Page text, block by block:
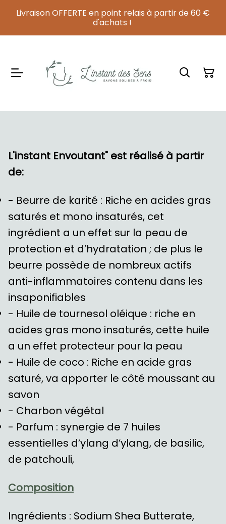
Livraison OFFERTE en point relais à partir de 60 €
d'achats !
L'instant Envoutant" est réalisé à partir
de:
- Beurre de karité : Riche en acides gras
saturés et mono insaturés, cet
ingrédient a un effet sur la peau de
protection et d’hydratation ; de plus le
beurre possède de nombreux actifs
anti-inflammatoires contenu dans les
insaponifiables
- Huile de tournesol oléique : riche en
acides gras mono insaturés, cette huile
a un effet protecteur pour la peau
- Huile de coco : Riche en acide gras
saturé, va apporter le côté moussant au
savon
- Charbon végétal
- Parfum : synergie de 7 huiles
essentielles d’ylang d’ylang, de basilic,
de patchouli,
Composition
Ingrédients : Sodium Shea Butterate,